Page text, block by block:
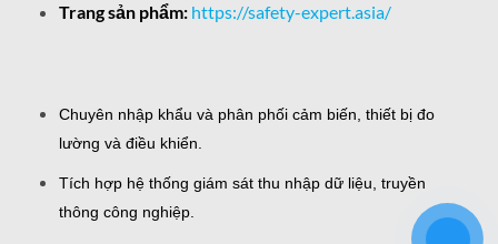
Trang sản phẩm: https://safety-expert.asia/
Chuyên nhập khẩu và phân phối cảm biến, thiết bị đo
lường và điều khiển.
Tích hợp hệ thống giám sát thu nhập dữ liệu, truyền
thông công nghiệp.